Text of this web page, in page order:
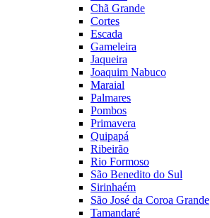
Chã Grande
Cortes
Escada
Gameleira
Jaqueira
Joaquim Nabuco
Maraial
Palmares
Pombos
Primavera
Quipapá
Ribeirão
Rio Formoso
São Benedito do Sul
Sirinhaém
São José da Coroa Grande
Tamandaré